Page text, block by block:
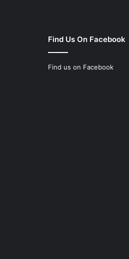
Find Us On Facebook
Find us on Facebook